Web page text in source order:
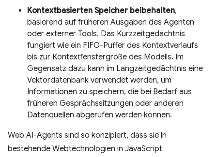
Kontextbasierten Speicher beibehalten,
basierend auf früheren Ausgaben des Agenten
oder externer Tools. Das Kurzzeitgedächtnis
fungiert wie ein FIFO-Puffer des Kontextverlaufs
bis zur Kontextfenstergröße des Modells. Im
Gegensatz dazu kann im Langzeitgedächtnis eine
Vektordatenbank verwendet werden, um
Informationen zu speichern, die bei Bedarf aus
früheren Gesprächssitzungen oder anderen
Datenquellen abgerufen werden können.
Web AI-Agents sind so konzipiert, dass sie in
bestehende Webtechnologien in JavaScript